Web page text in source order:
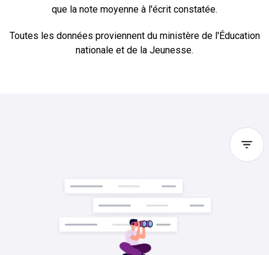
que la note moyenne à l'écrit constatée.
Toutes les données proviennent du ministère de l'Éducation
nationale et de la Jeunesse.